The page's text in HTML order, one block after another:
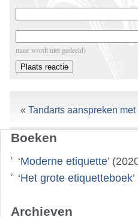
maar wordt niet gedeeld)
« Tandarts aanspreken met
Boeken
‘Moderne etiquette’
‘Het grote etiquetteboek
Archieven